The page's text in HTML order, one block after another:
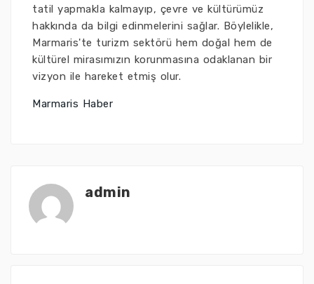
tatil yapmakla kalmayıp, çevre ve kültürümüz
hakkında da bilgi edinmelerini sağlar. Böylelikle,
Marmaris'te turizm sektörü hem doğal hem de
kültürel mirasımızın korunmasına odaklanan bir
vizyon ile hareket etmiş olur.
Marmaris Haber
admin